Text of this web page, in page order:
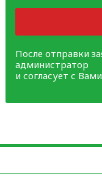
После отправки
администратор
и согласует с